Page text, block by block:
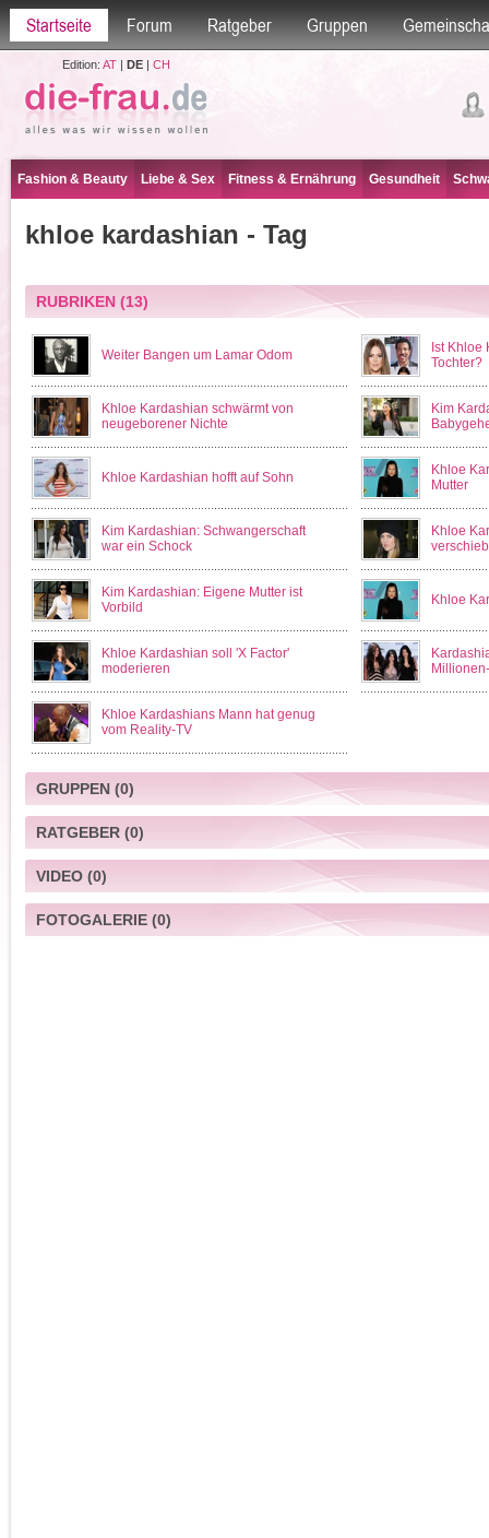
Startseite Forum Ratgeber Gruppen
Edition: AT| DE| CH
Fashion & Beauty Liebe & Sex Fitness & Ernährung Gesundheit
khloe kardashian - Tag
RUBRIKEN(13)
Weiter Bangen um Lamar Odom
Ist
Tochter?
Khloe Kardashian schwärmt von
neugeborener Nichte
Kim
Khloe Kardashian hofft auf Sohn
Khloe
Mutter
Kim Kardashian: Schwangerschaft
war ein Schock
Khloe
Kim Kardashian: Eigene Mutter ist
Vorbild
Khloe
Khloe Kardashian soll 'X Factor'
moderieren
Khloe Kardashians Mann hat genug
vom Reality-TV
GRUPPEN(0)
RATGEBER(0)
VIDEO(0)
FOTOGALERIE(0)